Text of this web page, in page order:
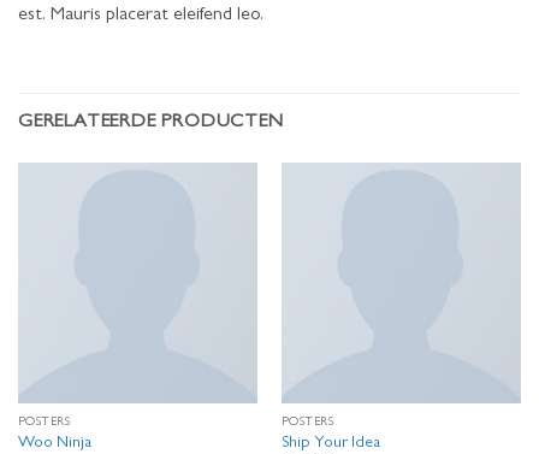
est. Mauris placerat eleifend leo.
GERELATEERDE PRODUCTEN
POSTERS
Woo Ninja
POSTERS
Ship Your Idea